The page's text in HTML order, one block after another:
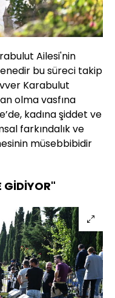
Ailesi'nin
bu süreci takip
Karabulut
olma vasfına
kadına şiddet ve
farkındalık ve
müsebbibidir
GİDİYOR"